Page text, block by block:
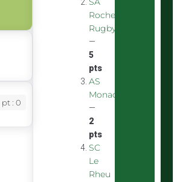
pt : 0
Rochefort
Rugby
—
5
pts
AS
Monaco
—
2
pts
SC
Le
Rheu